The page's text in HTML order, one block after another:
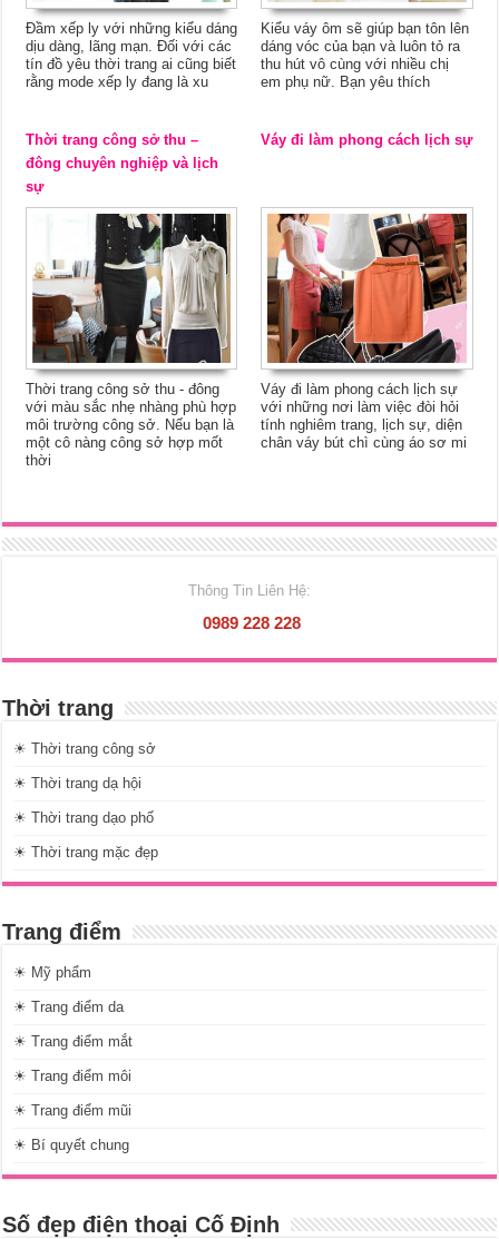
Đầm xếp ly với những kiểu dáng
dịu dàng, lãng mạn. Đối với các
tín đồ yêu thời trang ai cũng biết
rằng mode xếp ly đang là xu
Kiểu váy ôm sẽ giúp bạn tôn lên
dáng vóc của bạn và luôn tỏ ra
thu hút vô cùng với nhiều chị
em phụ nữ. Bạn yêu thích
Thời trang công sở thu –
đông chuyên nghiệp và lịch
sự
Thời trang công sở thu - đông
với màu sắc nhẹ nhàng phù hợp
môi trường công sở. Nếu bạn là
một cô nàng công sở hợp mốt
thời
Váy đi làm phong cách lịch sự
Váy đi làm phong cách lịch sự
với những nơi làm việc đòi hỏi
tính nghiêm trang, lịch sự, diện
chân váy bút chì cùng áo sơ mi
Thông Tin Liên Hệ:
0989 228 228
Thời trang
☀ Thời trang công sở
☀ Thời trang dạ hội
☀ Thời trang dạo phố
☀ Thời trang mặc đẹp
Trang điểm
☀ Mỹ phẩm
☀ Trang điểm da
☀ Trang điểm mắt
☀ Trang điểm môi
☀ Trang điểm mũi
☀ Bí quyết chung
Số đẹp điện thoại Cố Định